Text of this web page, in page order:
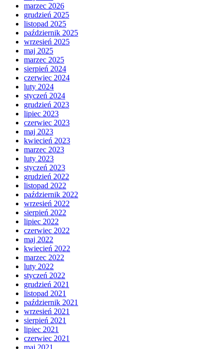
marzec 2026
grudzień 2025
listopad 2025
październik 2025
wrzesień 2025
maj 2025
marzec 2025
sierpień 2024
czerwiec 2024
luty 2024
styczeń 2024
grudzień 2023
lipiec 2023
czerwiec 2023
maj 2023
kwiecień 2023
marzec 2023
luty 2023
styczeń 2023
grudzień 2022
listopad 2022
październik 2022
wrzesień 2022
sierpień 2022
lipiec 2022
czerwiec 2022
maj 2022
kwiecień 2022
marzec 2022
luty 2022
styczeń 2022
grudzień 2021
listopad 2021
październik 2021
wrzesień 2021
sierpień 2021
lipiec 2021
czerwiec 2021